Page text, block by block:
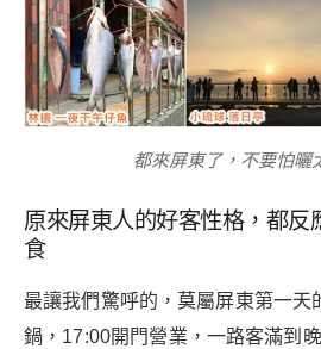
都來屏東了，不要怕曬
原來屏東人的好客性格，都反
食
最讓我們驚呼的，莫屬屏東第一天
鍋，17:00開門營業，一路客滿到